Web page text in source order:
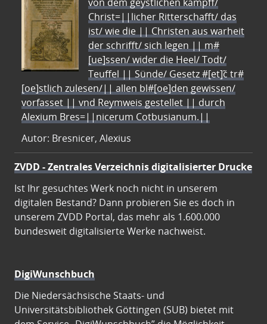
Christ=||licher Ritterschafft/ das
ist/ wie die || Christen aus warheit
der schrifft/ sich legen || m#
[ue]ssen/ wider die Heel/ Todt/
Teuffel || Sünde/ Gesetz #[et]c̃ tr#
[oe]stlich zulesen/|| allen bl#[oe]den gewissen/
vorfasset || vnd Reymweis gestellet || durch
Alexium Bres=||nicerum Cotbusianum.||
Autor: Bresnicer, Alexius
ZVDD - Zentrales Verzeichnis digitalisierter Drucke
Ist Ihr gesuchtes Werk noch nicht in unserem
digitalen Bestand? Dann probieren Sie es doch in
unserem ZVDD Portal, das mehr als 1.600.000
bundesweit digitalisierte Werke nachweist.
DigiWunschbuch
Die Niedersächsische Staats- und
Universitätsbibliothek Göttingen (SUB) bietet mit